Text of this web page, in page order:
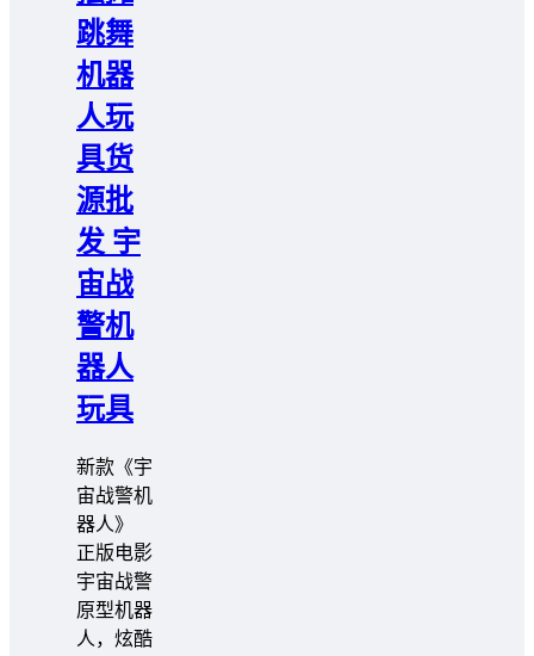
跳舞
机器
人玩
具货
源批
发 宇
宙战
警机
器人
玩具
️️新款《宇
宙战警机
器人》
正版电影
宇宙战警
原型机器
人，炫酷